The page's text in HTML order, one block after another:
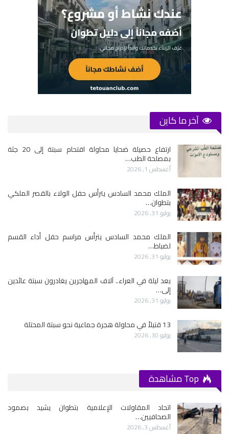
آخر ما كاين
ارتفاع حصيلة ضحايا محاولة اقتحام سبتة إلى 20 جثة
بمصلحة الطب…
أغسطس 1, 2026
الملك محمد السادس يترأس حفل الولاء بالقصر الملكي
بتطوان…
يوليو 31, 2026
الملك محمد السادس يترأس مراسم حفل أداء القسم
لضباط…
يوليو 31, 2026
بعد ليلة في العراء.. آلاف المهاجرين يغادرون سبتة عائدين
إلى…
يوليو 31, 2026
13 قتيلاً في محاولة هجرة جماعية نحو سبتة المحتلة
يوليو 30, 2026
اتحاد المقاولات الإعلامية بتطوان يشيد بصمود
الصحافيين…
أغسطس 3, 2026